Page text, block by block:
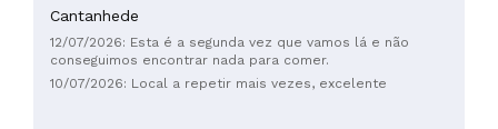
Cantanhede
12/07/2026: Esta é a segunda vez que vamos lá e não
conseguimos encontrar nada para comer.
10/07/2026: Local a repetir mais vezes, excelente